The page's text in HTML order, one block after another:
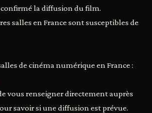
confirmé la diffusion du film.
salles en France sont susceptibles de
de cinéma numérique en France :
vous renseigner directement auprès
savoir si une diffusion est prévue.